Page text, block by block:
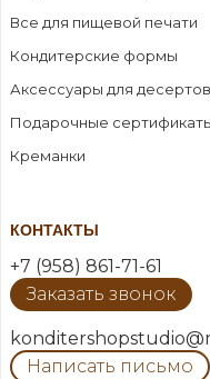
Все для пищевой печати
Кондитерские формы
Аксессуары для десертов
Подарочные
Креманки
КОНТАКТЫ
+7 (958) 861-71-61
Заказать звонок
Написать письмо